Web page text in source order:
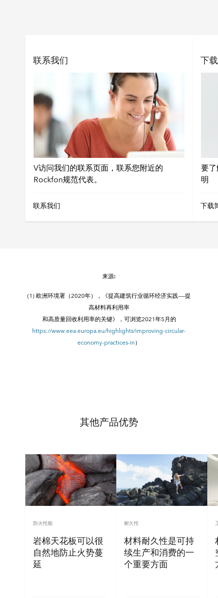
联系我们
V访问我们的联系页面，联系您附近的
Rockfon规范代表。
联系我们
下
要
明
下载
来源:
(1) 欧洲环境署（2020年），《提高建筑行业循环经济实践——提
高材料再利用率
和高质量回收利用率的关键》，可浏览2021年5月的
https://www.eea.europa.eu/highlights/improving-circular-
economy-practices-in）
其他产品优势
防火性能
岩棉天花板可以很
自然地防止火势蔓
延
耐久性
材料耐久性是可持
续生产和消费的一
个重要方面